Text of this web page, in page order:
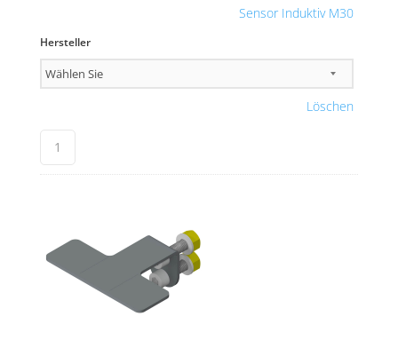
Sensor Induktiv M30
Hersteller
Löschen